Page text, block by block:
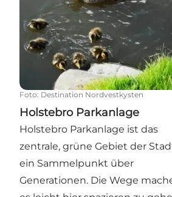
Foto: Destination Nordvestkysten
Holstebro Parkanlage
Holstebro Parkanlage ist das
zentrale, grüne Gebiet der
ein Sammelpunkt über
Generationen. Die Wege